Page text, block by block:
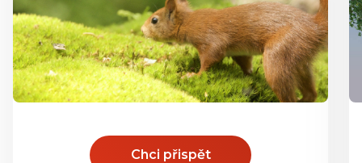
Chci přispět